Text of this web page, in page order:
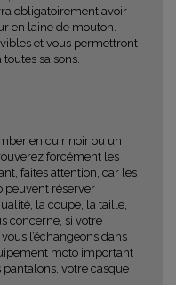
obligatoirement avoir
en laine de mouton.
et vous permettront
saisons.
en cuir noir ou un
forcément les
faites attention, car les
peuvent réserver
la coupe, la taille,
concerne, si votre
l’échangeons dans
moto important
votre casque